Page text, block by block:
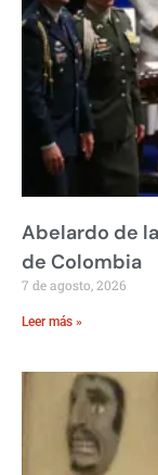
Abelardo de
de Colombia
7 de agosto, 2026
Leer más »